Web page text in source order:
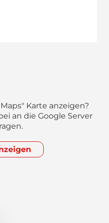
Karte anzeigen?
an die Google Server